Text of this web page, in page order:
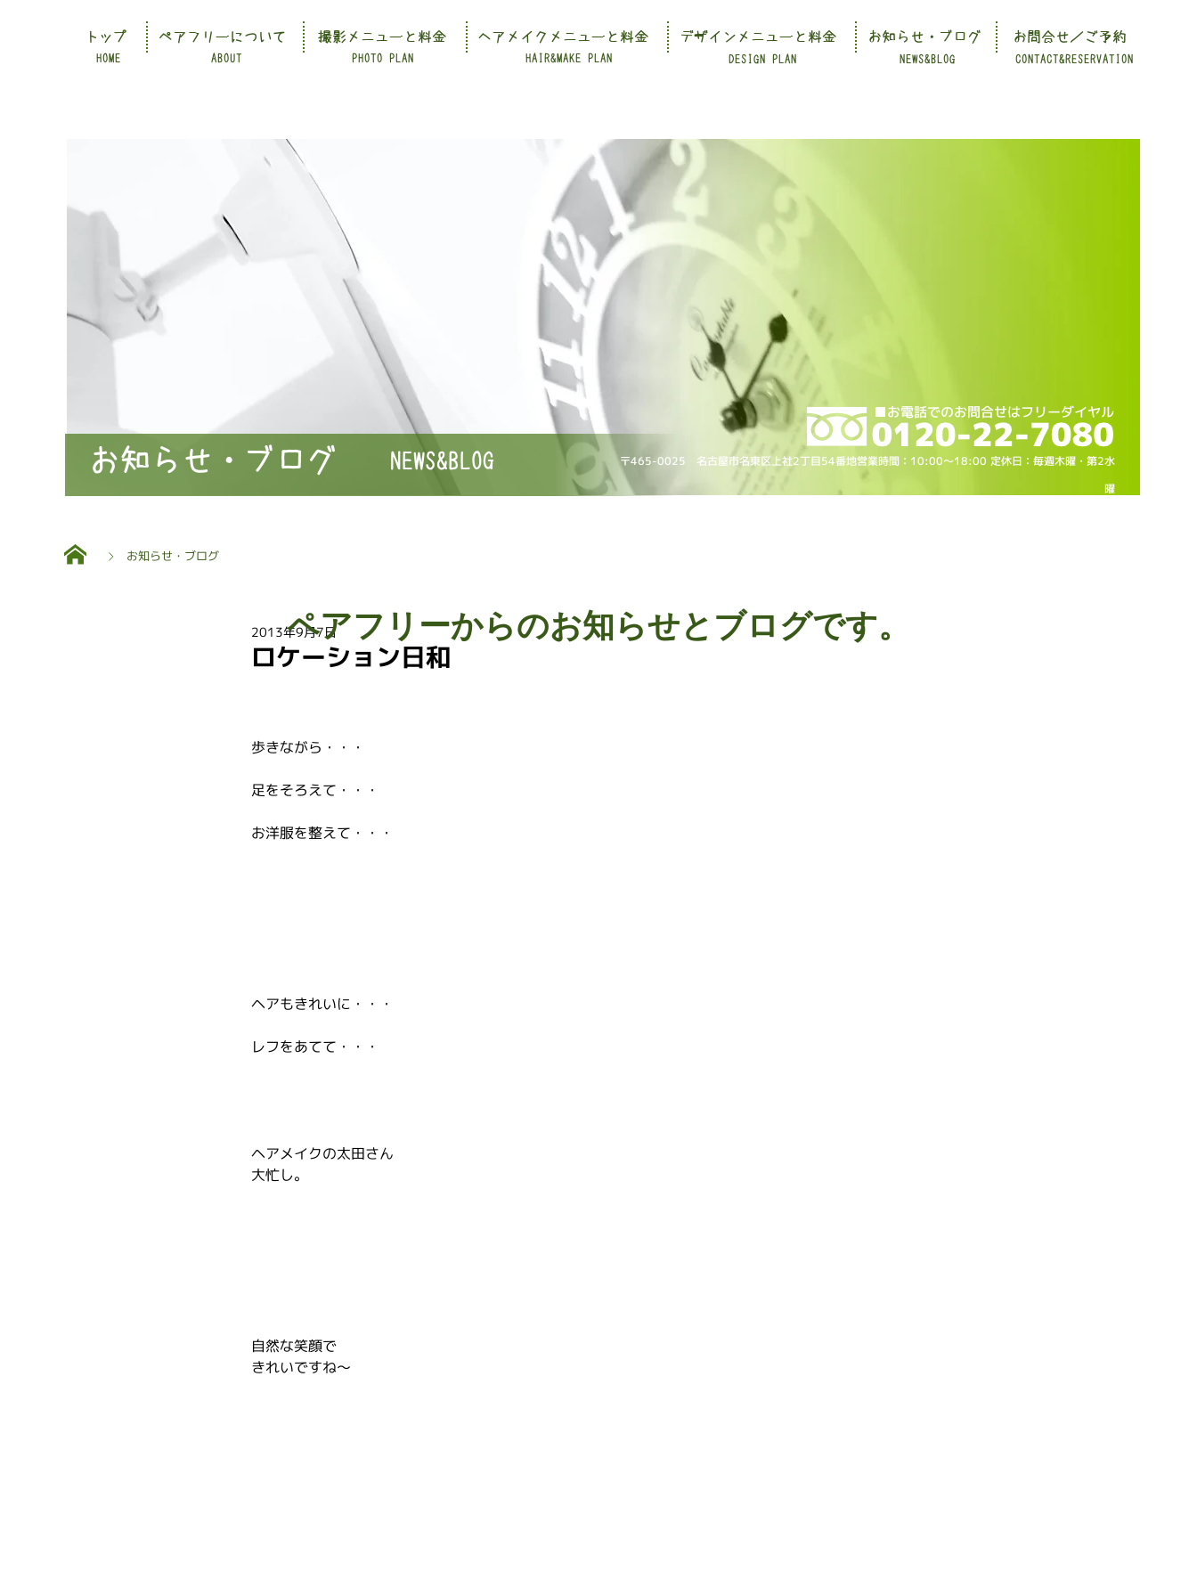
CONTACT&RESERVATION
HOME ABOUT PHOTO PLAN HAIR&MAKE PLAN DESIGN PLAN NEWS&BLOG
トップ ペアフリーについて 撮影メニューと料金 ヘアメイクメニューと料金 デザインメニューと料金 お知らせ・ブログ お問合せ／ご予約
〒465-0025 名古屋市名東区上社2丁目54番地営業時間：10:00～18:00 定休日：毎週木曜・第2水
曜
NEWS&BLOG
お知らせ・ブログ
お知らせ・ブログ
ロケーション日和
2013年9月7日
歩きながら・・・
足をそろえて・・・
お洋服を整えて・・・
ヘアもきれいに・・・
レフをあてて・・・
ヘアメイクの太田さん
大忙し。
自然な笑顔で
きれいですね～
ペアフリーからのお知らせとブログです。